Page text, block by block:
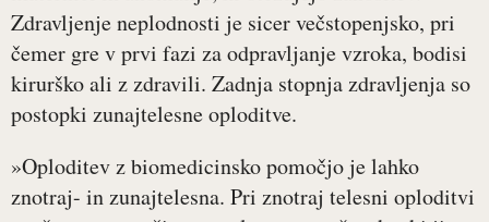
Zdravljenje neplodnosti je sicer večstopenjsko, pri
čemer gre v prvi fazi za odpravljanje vzroka, bodisi
kirurško ali z zdravili. Zadnja stopnja zdravljenja so
postopki zunajtelesne oploditve.
»Oploditev z biomedicinsko pomočjo je lahko
znotraj- in zunajtelesna. Pri znotraj telesni oploditvi